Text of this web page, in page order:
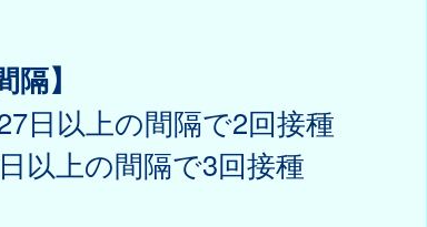
隔】
日以上の間隔で2回接種
以上の間隔で3回接種